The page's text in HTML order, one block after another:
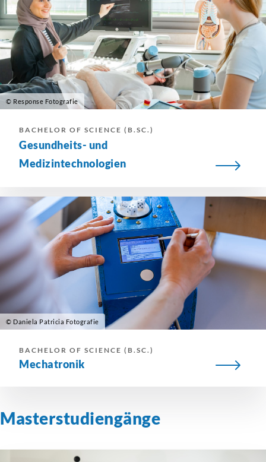
© Response Fotografie
BACHELOR OF SCIENCE (B.SC.)
Gesundheits- und
Medizintechnologien
© Daniela Patricia Fotografie
BACHELOR OF SCIENCE (B.SC.)
Mechatronik
Masterstudiengänge